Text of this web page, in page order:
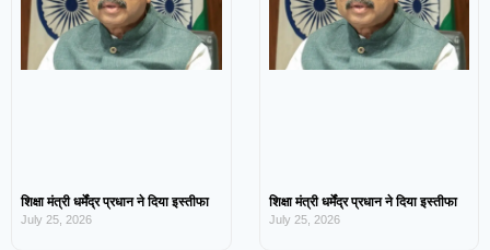
शिक्षा मंत्री धर्मेंद्र प्रधान ने दिया इस्तीफा
July 25, 2026
शिक्षा मंत्री धर्मेंद्र प्रधान ने दिया इस्तीफा
July 25, 2026